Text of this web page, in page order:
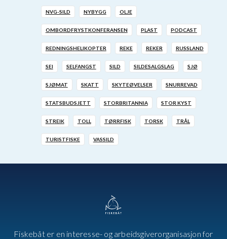
NVG-SILD NYBYGG OLJE
OMBORDFRYSTKONFERANSEN PLAST PODCAST
REDNINGSHELIKOPTER REKE REKER RUSSLAND
SEI SELFANGST SILD SILDESALGSLAG SJØ
SJØMAT SKATT SKYTEØVELSER SNURREVAD
STATSBUDSJETT STORBRITANNIA STOR KYST
STREIK TOLL TØRRFISK TORSK TRÅL
TURISTFISKE VASSILD
Fiskebåt er en interesse- og arbeidsgiverorganisasjon for